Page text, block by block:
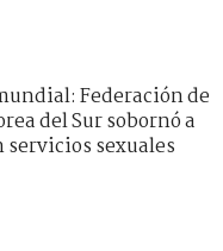
Federación de
del Sur sobornó a
sexuales